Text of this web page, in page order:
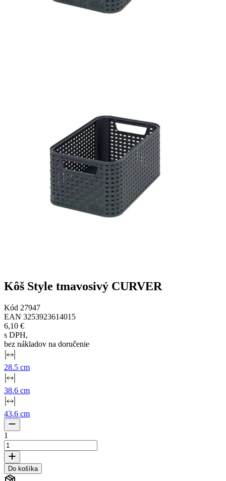
Kôš Style tmavosivý CURVER
Kód 27947
EAN 3253923614015
6,10 €
s DPH,
bez nákladov na doručenie
28.5 cm
38.6 cm
43.6 cm
1
Do košíka